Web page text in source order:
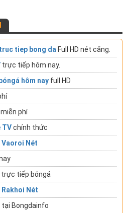
tiep bong da Full HD nét căng.
trực tiếp hôm nay.
hôm nay full HD
miễn phí
TVchính thức
Vaoroi Nét
trực tiếp bóngá
Rakhoi Nét
tại Bongdainfo